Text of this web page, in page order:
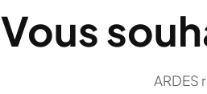
Vous